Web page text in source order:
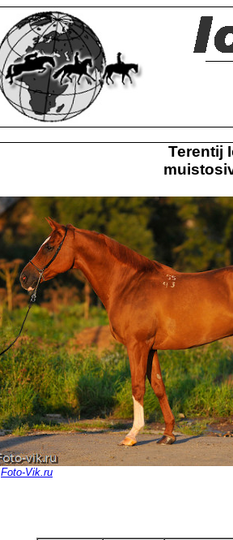
Terentij
Foto-Vik.ru